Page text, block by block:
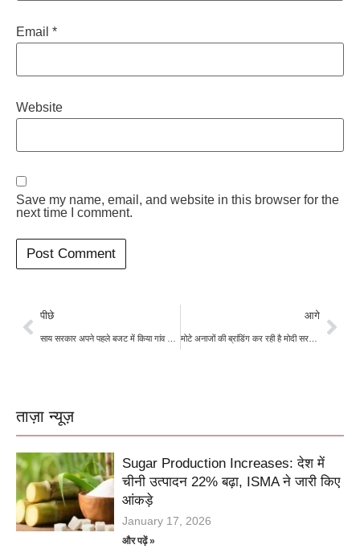
Email *
Website
Save my name, email, and website in this browser for the
next time I comment.
पीछे
साय सरकार अपने पहले बजट में किया गांव और गरीब पर फोकस, टैक्स में राहत भी दी गई
आगे
मोटे अनाजों की ब्रांडिंग कर रही है मोदी सरकार, खाद्य सुरक्षा में बाजरा निभाएगा अहम भूमिका
ताज़ा न्यूज़
Sugar Production Increases: देश में
चीनी उत्पादन 22% बढ़ा, ISMA ने जारी किए
आंकड़े
January 17, 2026
और पढ़ें »